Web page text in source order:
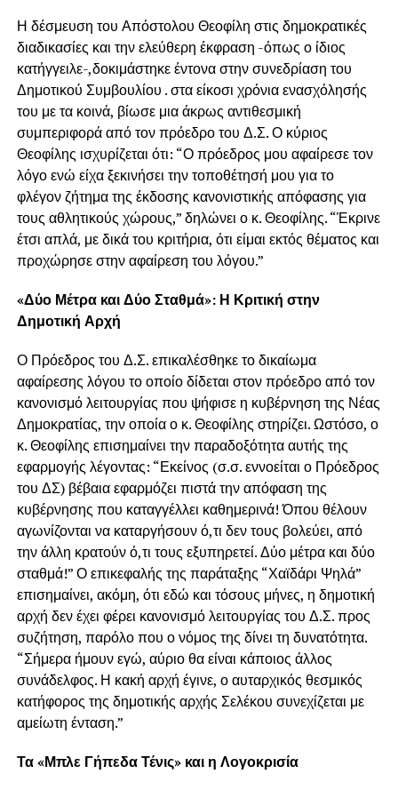
Η δέσμευση του Απόστολου Θεοφίλη στις δημοκρατικές
διαδικασίες και την ελεύθερη έκφραση -όπως ο ίδιος
κατήγγειλε-,δοκιμάστηκε έντονα στην συνεδρίαση του
Δημοτικού Συμβουλίου . στα είκοσι χρόνια ενασχόλησής
του με τα κοινά, βίωσε μια άκρως αντιθεσμική
συμπεριφορά από τον πρόεδρο του Δ.Σ. Ο κύριος
Θεοφίλης ισχυρίζεται ότι: “Ο πρόεδρος μου αφαίρεσε τον
λόγο ενώ είχα ξεκινήσει την τοποθέτησή μου για το
φλέγον ζήτημα της έκδοσης κανονιστικής απόφασης για
τους αθλητικούς χώρους,” δηλώνει ο κ. Θεοφίλης. “Έκρινε
έτσι απλά, με δικά του κριτήρια, ότι είμαι εκτός θέματος και
προχώρησε στην αφαίρεση του λόγου.”
«Δύο Μέτρα και Δύο Σταθμά»: Η Κριτική στην
Δημοτική Αρχή
Ο Πρόεδρος του Δ.Σ. επικαλέσθηκε το δικαίωμα
αφαίρεσης λόγου το οποίο δίδεται στον πρόεδρο από τον
κανονισμό λειτουργίας που ψήφισε η κυβέρνηση της Νέας
Δημοκρατίας, την οποία ο κ. Θεοφίλης στηρίζει. Ωστόσο, ο
κ. Θεοφίλης επισημαίνει την παραδοξότητα αυτής της
εφαρμογής λέγοντας: “Εκείνος (σ.σ. εννοείται ο Πρόεδρος
του ΔΣ) βέβαια εφαρμόζει πιστά την απόφαση της
κυβέρνησης που καταγγέλλει καθημερινά! Όπου θέλουν
αγωνίζονται να καταργήσουν ό,τι δεν τους βολεύει, από
την άλλη κρατούν ό,τι τους εξυπηρετεί. Δύο μέτρα και δύο
σταθμά!” Ο επικεφαλής της παράταξης “Χαϊδάρι Ψηλά”
επισημαίνει, ακόμη, ότι εδώ και τόσους μήνες, η δημοτική
αρχή δεν έχει φέρει κανονισμό λειτουργίας του Δ.Σ. προς
συζήτηση, παρόλο που ο νόμος της δίνει τη δυνατότητα.
“Σήμερα ήμουν εγώ, αύριο θα είναι κάποιος άλλος
συνάδελφος. Η κακή αρχή έγινε, ο αυταρχικός θεσμικός
κατήφορος της δημοτικής αρχής Σελέκου συνεχίζεται με
αμείωτη ένταση.”
Τα «Μπλε Γήπεδα Τένις» και η Λογοκρισία